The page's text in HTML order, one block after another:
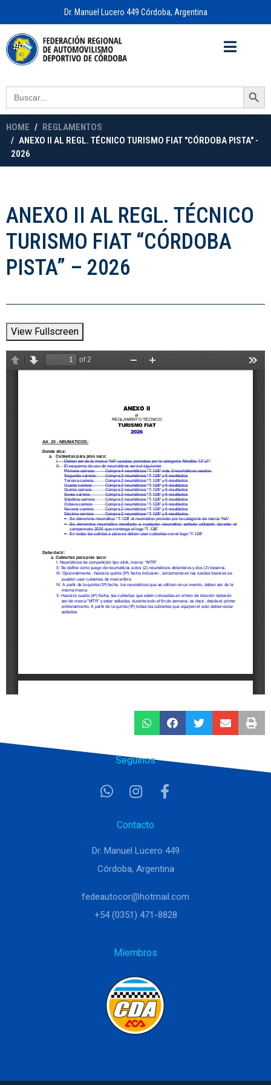
Dr. Manuel Lucero 449 Córdoba, Argentina
Search
for:
Search Button
HOME
REGLAMENTOS
ANEXO II AL REGL. TÉCNICO TURISMO FIAT "CÓRDOBA PISTA" -
2026
ANEXO II AL REGL. TÉCNICO
TURISMO FIAT “CÓRDOBA
PISTA” – 2026
View Fullscreen
Seguinos
Contacto
Dr. Manuel Lucero 449
Córdoba, Argentina
fedeautocor@hotmail.com
+54 (0351) 471-8828
Miembros